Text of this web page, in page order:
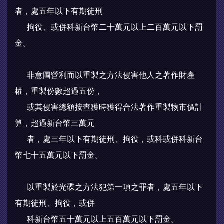
者，處五年以下有期徒刑
拘役、或併科新台幣二十萬元以上二百萬元以下罰
金。
非意圖營利而以重製之方法侵害他人之著作財產
權，重製份數超過五份，
或其侵害總額按查獲時獲得合法著作重製物市價計
算，超過新台幣三萬元
者，處三年以下有期徒刑、拘役，或科或併科新台
幣七十五萬元以下罰金。
以重製於光碟之方法犯第一項之罪者，處五年以下
有期徒刑、拘役，或併
科新台幣五十萬元以上五百萬元以下罰金。